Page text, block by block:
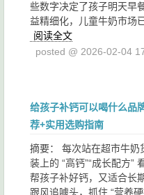
些数字决定了孩子明天早
益精细化，儿童牛奶市场
阅读全文
posted @ 2026-02-04
给孩子补钙可以喝什么品
荐+实用选购指南
摘要： 每次站在超市牛奶
装上的 “高钙”“成长配方”
帮孩子补好钙，又适合长
跟风追噱头，抓住 “营养